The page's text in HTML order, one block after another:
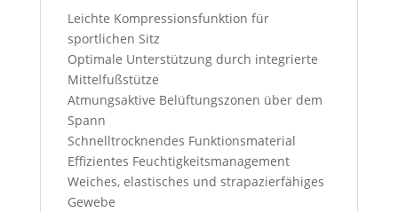
Leichte Kompressionsfunktion für
sportlichen Sitz
Optimale Unterstützung durch integrierte
Mittelfußstütze
Atmungsaktive Belüftungszonen über dem
Spann
Schnelltrocknendes Funktionsmaterial
Effizientes Feuchtigkeitsmanagement
Weiches, elastisches und strapazierfähiges
Gewebe